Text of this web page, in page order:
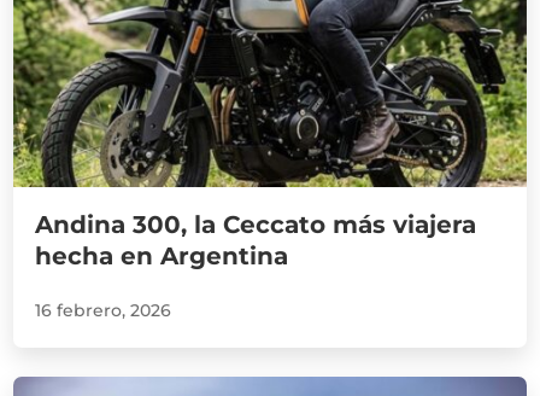
Andina 300, la Ceccato más viajera
hecha en Argentina
16 febrero, 2026